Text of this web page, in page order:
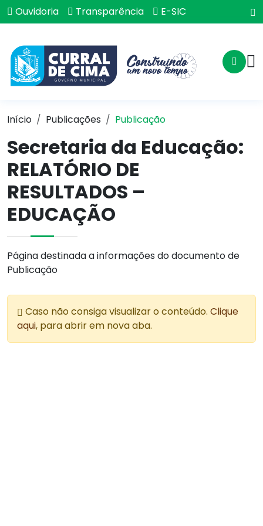
Ouvidoria Transparência E-SIC
Início Publicações Publicação
Secretaria da Educação:
RELATÓRIO DE
RESULTADOS –
EDUCAÇÃO
Página destinada a informações do documento de
Publicação
Caso não consiga visualizar o conteúdo. Clique
aqui, para abrir em nova aba.